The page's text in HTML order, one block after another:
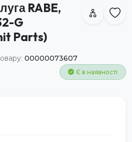
RABE,
G
Parts)
00000073607
Є в наявності